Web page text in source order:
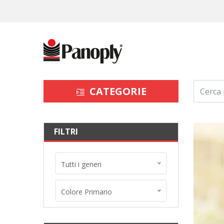
CATEGORIE
FILTRI
Tutti i generi
Colore Primario